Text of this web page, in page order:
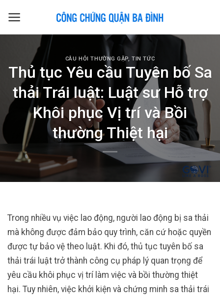
CÂU HỎI THƯỜNG GẶP,TIN TỨC
Thủ tục Yêu cầu Tuyên bố Sa
thải Trái luật: Luật sư Hỗ trợ
Khôi phục Vị trí và Bồi
thường Thiệt hại
Trong nhiều vụ việc lao động, người lao động bị sa thải
mà không được đảm bảo quy trình, căn cứ hoặc quyền
được tự bảo vệ theo luật. Khi đó, thủ tục tuyên bố sa
thải trái luật trở thành công cụ pháp lý quan trọng để
yêu cầu khôi phục vị trí làm việc và bồi thường thiệt
hại. Tuy nhiên, việc khởi kiện và chứng minh sa thải trái